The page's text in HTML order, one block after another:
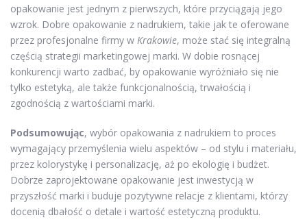
opakowanie jest jednym z pierwszych, które przyciągają jego
wzrok. Dobre opakowanie z nadrukiem, takie jak te oferowane
przez profesjonalne firmy w Krakowie, może stać się integralną
częścią strategii marketingowej marki. W dobie rosnącej
konkurencji warto zadbać, by opakowanie wyróżniało się nie
tylko estetyką, ale także funkcjonalnością, trwałością i
zgodnością z wartościami marki.
Podsumowując, wybór opakowania z nadrukiem to proces
wymagający przemyślenia wielu aspektów – od stylu i materiału,
przez kolorystykę i personalizację, aż po ekologię i budżet.
Dobrze zaprojektowane opakowanie jest inwestycją w
przyszłość marki i buduje pozytywne relacje z klientami, którzy
docenią dbałość o detale i wartość estetyczną produktu.